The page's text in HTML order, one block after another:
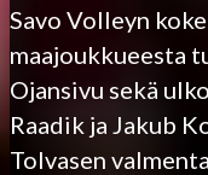
Savo Volleyn
maajoukkueesta
Ojansivu sekä
Raadik ja Jakub
Tolvasen